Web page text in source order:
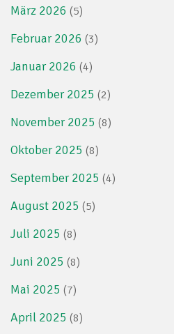
März 2026 (5)
Februar 2026 (3)
Januar 2026 (4)
Dezember 2025 (2)
November 2025 (8)
Oktober 2025 (8)
September 2025 (4)
August 2025 (5)
Juli 2025 (8)
Juni 2025 (8)
Mai 2025 (7)
April 2025 (8)